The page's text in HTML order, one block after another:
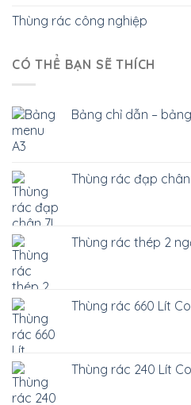
Thùng rác công nghiệp
CÓ THỂ BẠN SẼ THÍCH
Bảng chỉ dẫn –
Thùng rác đạp chân
Thùng rác thép 2
Thùng rác 660 Lít
Thùng rác 240 Lít